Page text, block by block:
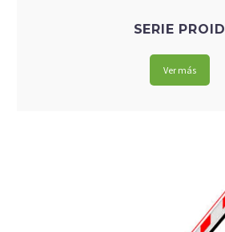
SERIE PROID
Ver más